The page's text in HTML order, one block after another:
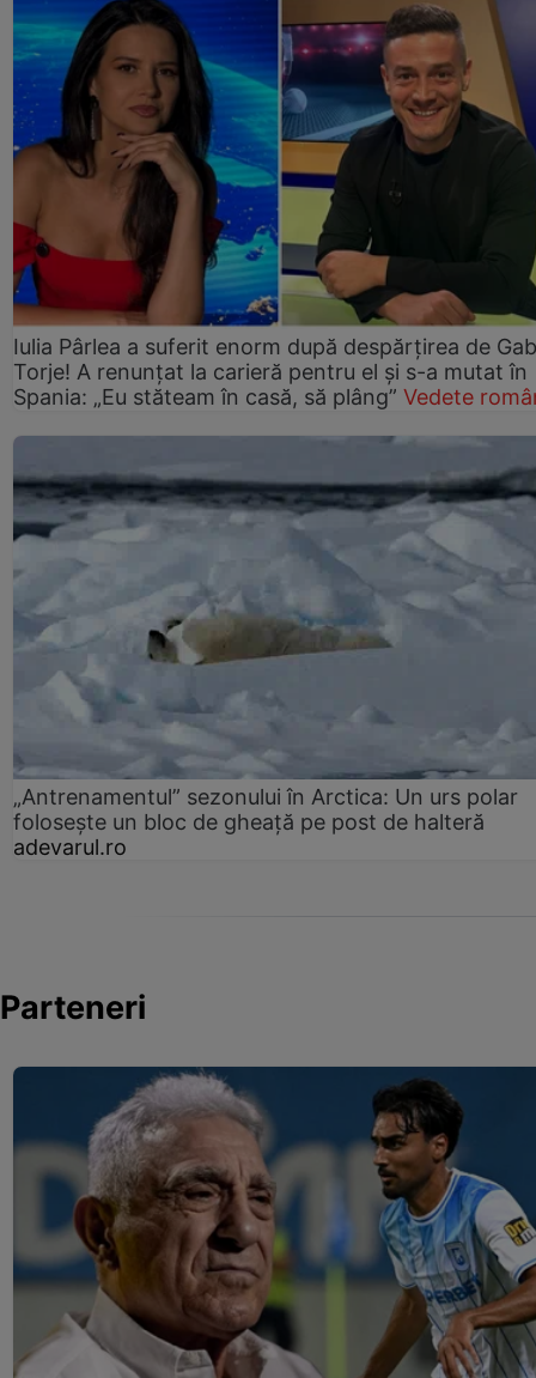
Iulia Pârlea a suferit enorm după despărțirea de
Torje! A renunțat la carieră pentru el și s-a mutat în
Spania: „Eu stăteam în casă, să plâng” Vedete
„Antrenamentul” sezonului în Arctica: Un urs polar
folosește un bloc de gheață pe post de halteră
adevarul.ro
Parteneri